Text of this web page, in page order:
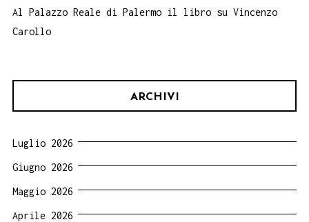
Al Palazzo Reale di Palermo il libro su Vincenzo
Carollo
ARCHIVI
Luglio 2026
Giugno 2026
Maggio 2026
Aprile 2026